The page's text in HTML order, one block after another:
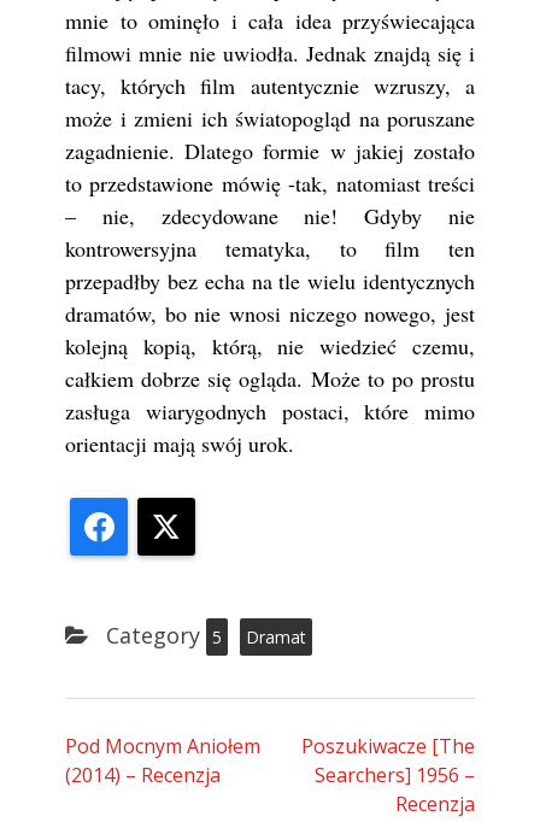
mnie to ominęło i cała idea przyświecająca
filmowi mnie nie uwiodła. Jednak znajdą się i
tacy, których film autentycznie wzruszy, a
może i zmieni ich światopogląd na poruszane
zagadnienie. Dlatego formie w jakiej zostało
to przedstawione mówię -tak, natomiast treści
– nie, zdecydowane nie! Gdyby nie
kontrowersyjna tematyka, to film ten
przepadłby bez echa na tle wielu identycznych
dramatów, bo nie wnosi niczego nowego, jest
kolejną kopią, którą, nie wiedzieć czemu,
całkiem dobrze się ogląda. Może to po prostu
zasługa wiarygodnych postaci, które mimo
orientacji mają swój urok.
Facebook
Category 5 Dramat
Pod Mocnym Aniołem
(2014) – Recenzja
Poszukiwacze [The
Searchers] 1956 –
Recenzja